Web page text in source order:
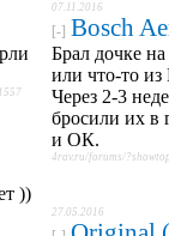
))
07.11.2016
[-] Bosch
Брал дочке
или что-то
Через 2-3
бросили их в
и ОК.
4rav.ru/forums/
27.05.2016